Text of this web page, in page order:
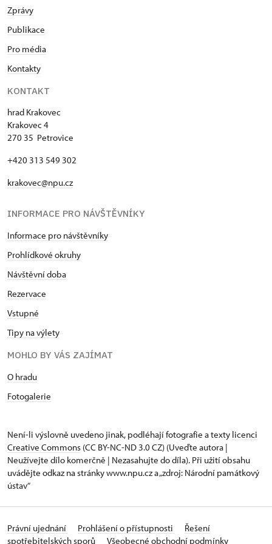
Zprávy
Publikace
Pro média
Kontakty
KONTAKT
hrad Krakovec
Krakovec 4
270 35 Petrovice
+420 313 549 302
krakovec@npu.cz
INFORMACE PRO NÁVŠTĚVNÍKY
Informace pro návštěvníky
Prohlídkové okruhy
Návštěvní doba
Rezervace
Vstupné
Tipy na výlety
MOHLO BY VÁS ZAJÍMAT
O hradu
Fotogalerie
Není-li výslovně uvedeno jinak, podléhají fotografie a texty licenci
Creative Commons (CC BY-NC-ND 3.0 CZ) (Uveďte autora |
Neužívejte dílo komerčně | Nezasahujte do díla). Při užití obsahu
uvádějte odkaz na stránky www.npu.cz a „zdroj: Národní památkový
ústav“
Právní ujednání Prohlášení o přístupnosti
Řešení
spotřebitelských sporů
Všeobecné obchodní podmínky